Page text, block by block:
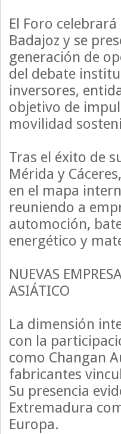
El Foro
Badajoz y se
generación de
del debate
inversores,
objetivo de
movilidad
Tras el éxito de
Mérida y
en el mapa
reuniendo a
automoción,
energético y
NUEVAS
ASIÁTICO
La dimensión
con la
como Changan
fabricantes
Su presencia
Extremadura
Europa.